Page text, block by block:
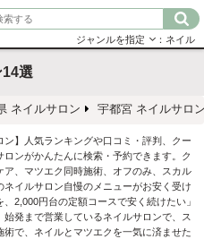
ジャンルを指定 ：ネイル
選
ネイルサロン 宇都宮 ネイルサロ
ン】人気ランキングや口コミ・評判、クー
ンがかんたんに検索・予約できます。ク
、マツエク同時施術、オフのみ、スカル
イルサロン自慢のメニューがお安く受け
2,000円台の定額コースで安く続けたい」
始発まで営業しているネイルサロンで、ス
で、ネイルとマツエクを一気に済ませた